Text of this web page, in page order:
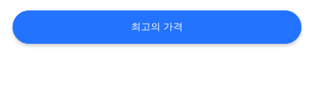
행
최고의 가격